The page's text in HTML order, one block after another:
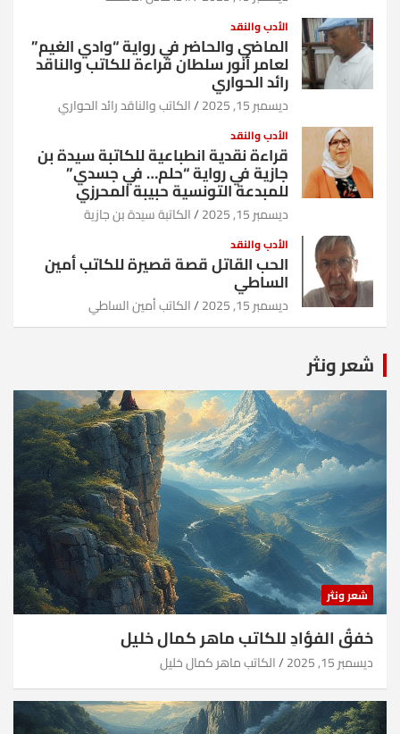
الأدب والنقد
الماضي والحاضر في رواية “وادي الغيم”
لعامر أنور سلطان قراءة للكاتب والناقد
رائد الحواري
ديسمبر 15, 2025 الكاتب والناقد رائد الحواري
الأدب والنقد
قراءة نقدية انطباعية للكاتبة سيدة بن
جازية في رواية “حلم… في جسدي”
للمبدعة التونسية حبيبة المحرزي
ديسمبر 15, 2025 الكاتبة سيدة بن جازية
الأدب والنقد
الحب القاتل قصة قصيرة للكاتب أمين
الساطي
ديسمبر 15, 2025 الكاتب أمين الساطي
شعر ونثر
شعر ونثر
خفقُ الفؤادِ للكاتب ماهر كمال خليل
ديسمبر 15, 2025 الكاتب ماهر كمال خليل